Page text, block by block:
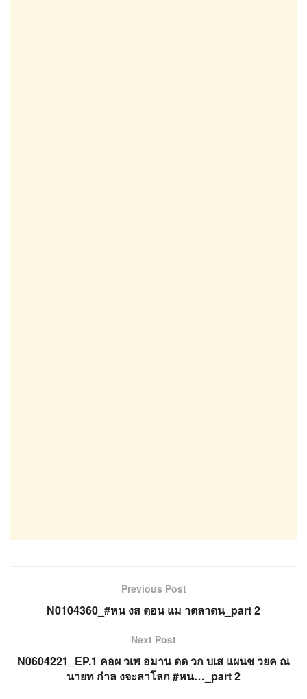
Previous Post
N0104360_#หน งส ตอน แม าตลาดน_part 2
Next Post
N0604221_EP.1 คอผ วเพ อมาน ดด วก บเส แผนช วยค ณ
นายท กำล งจะลาโลก #หน…_part 2